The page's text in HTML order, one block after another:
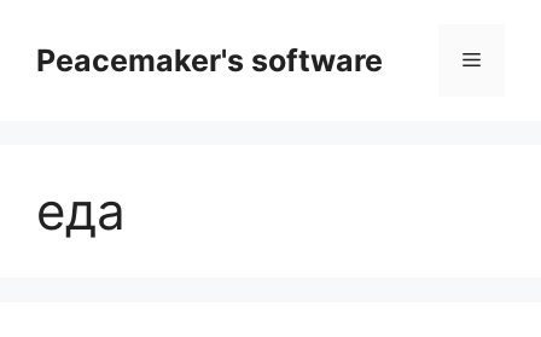
содержимому
Peacemaker's software Меню
еда